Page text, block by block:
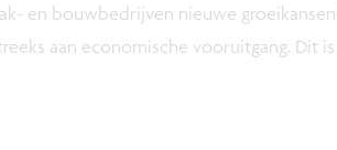
en bouwbedrijven nieuwe
aan economische vooruitgang. Dit